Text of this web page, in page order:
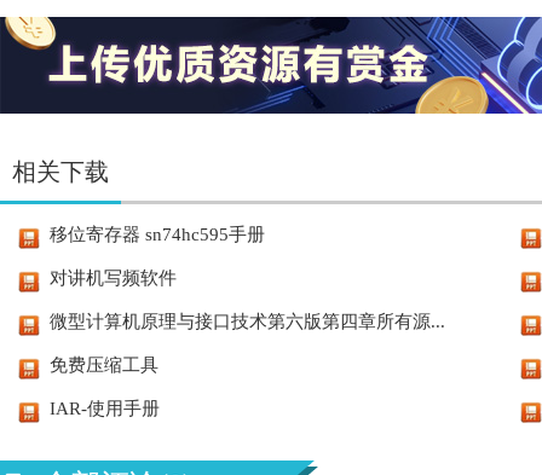
相关下载
移位寄存器 sn74hc595手册
对讲机写频软件
微型计算机原理与接口技术第六版第四章所有源...
免费压缩工具
IAR-使用手册